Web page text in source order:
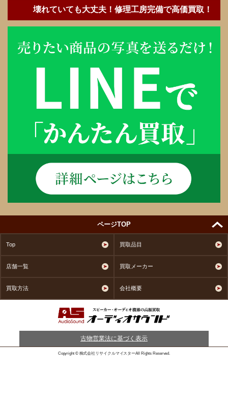
壊れていても大丈夫！修理工房完備で高価買取！
ページTOP
Top 買取品目
店舗一覧 買取メーカー
買取方法 会社概要
古物営業法に基づく表示
Copyright © 株式会社リサイクルマイスターAll Rights Reserved.